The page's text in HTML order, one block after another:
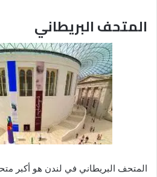
المتحف البريطاني
المتحف البريطاني في لندن هو أكبر